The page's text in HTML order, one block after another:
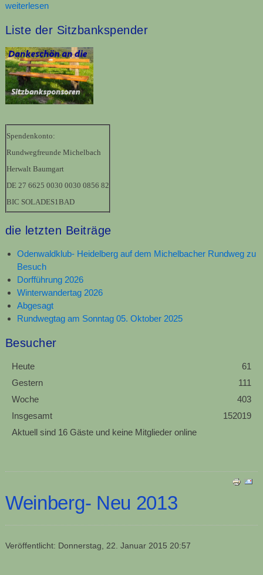
weiterlesen
Liste der Sitzbankspender
Spendenkonto:
Rundwegfreunde Michelbach
Herwalt Baumgart
DE 27 6625 0030 0030 0856 82
BIC SOLADES1BAD
die letzten Beiträge
Odenwaldklub- Heidelberg auf dem Michelbacher Rundweg zu
Besuch
Dorfführung 2026
Winterwandertag 2026
Abgesagt
Rundwegtag am Sonntag 05. Oktober 2025
Besucher
Heute
61
Gestern
111
Woche
403
Insgesamt
152019
Aktuell sind 16 Gäste und keine Mitglieder online
Weinberg- Neu 2013
Veröffentlicht: Donnerstag, 22. Januar 2015 20:57